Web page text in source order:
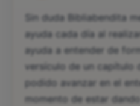
Sin duda Bibliabendita
ayuda cada día al
ayuda a entender de
versículo de un capítulo
podido avanzar en el
momento de estar